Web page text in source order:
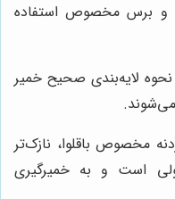
و برس مخصوص استفاده
نحوه لایه‌بندی صحیح خمیر
می‌شوند.
مخصوص باقلوا، نازک‌تر
است و به خمیرگیری